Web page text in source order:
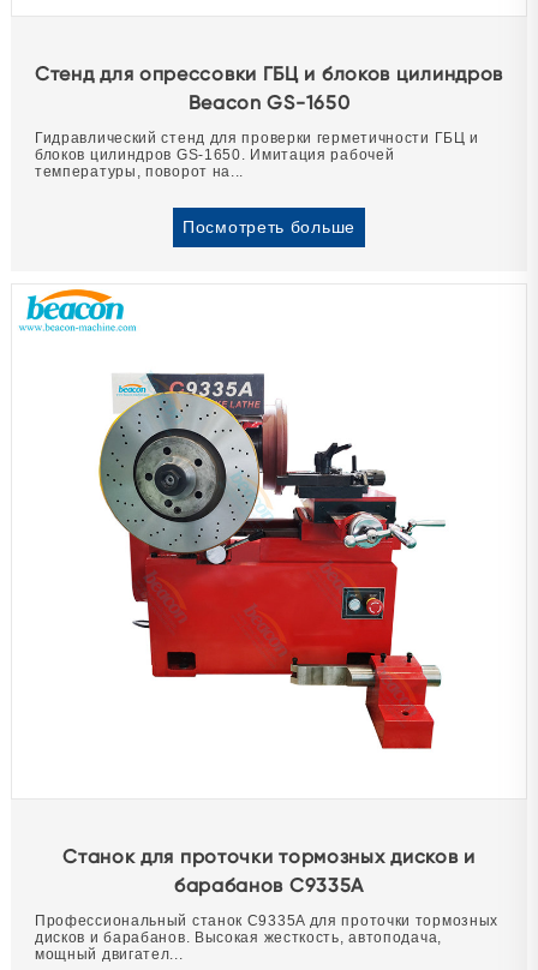
Стенд для опрессовки ГБЦ и блоков цилиндров
Beacon GS-1650
Гидравлический стенд для проверки герметичности ГБЦ и
блоков цилиндров GS-1650. Имитация рабочей
температуры, поворот на...
Посмотреть больше
Станок для проточки тормозных дисков и
барабанов C9335A
Профессиональный станок C9335A для проточки тормозных
дисков и барабанов. Высокая жесткость, автоподача,
мощный двигател...